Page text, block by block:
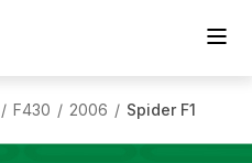
/ F430 / 2006 / Spider F1